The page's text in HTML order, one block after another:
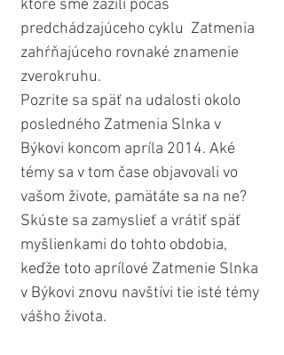
ktoré sme zažili počas
predchádzajúceho cyklu  Zatmenia
zahŕňajúceho rovnaké znamenie
zverokruhu.
Pozrite sa späť na udalosti okolo
posledného Zatmenia Slnka v
Býkovi koncom apríla 2014. Aké
témy sa v tom čase objavovali vo
vašom živote, pamätáte sa na ne?
Skúste sa zamyslieť a vrátiť späť
myšlienkami do tohto obdobia,
keďže toto aprílové Zatmenie Slnka
v Býkovi znovu navštívi tie isté témy
vášho života.